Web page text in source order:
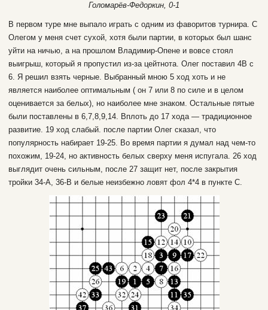
Голомарёв-Федоркин, 0-1
В первом туре мне выпало играть с одним из фаворитов турнира. С
Олегом у меня счет сухой, хотя были партии, в которых был шанс
уйти на ничью, а на прошлом Владимир-Опене и вовсе стоял
выигрыш, который я пропустил из-за цейтнота. Олег поставил 4В с
6. Я решил взять черные. Выбранный мною 5 ход хоть и не
является наиболее оптимальным ( он 7 или 8 по силе и в целом
оценивается за белых), но наиболее мне знаком. Остальные пятые
были поставлены в 6,7,8,9,14. Вплоть до 17 хода — традиционное
развитие. 19 ход слабый. после партии Олег сказал, что
популярность набирает 19-25. Во время партии я думал над чем-то
похожим, 19-24, но активность белых сверху меня испугала. 26 ход
выглядит очень сильным, после 27 защит нет, после закрытия
тройки 34-А, 36-В и белые неизбежно ловят фол 4*4 в пункте С.